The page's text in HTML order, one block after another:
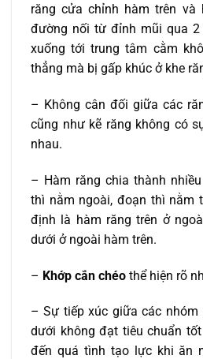
răng cửa chỉnh hàm trên và
đường nối từ đỉnh mũi qua 2
xuống tới trung tâm cằm
thẳng mà bị gấp khúc ở khe
– Không cân đối giữa các
cũng như kẽ răng không có
nhau.
– Hàm răng chia thành
thì nằm ngoài, đoạn thì nằm
định là hàm răng trên ở
dưới ở ngoài hàm trên.
– Khớp cắn chéo thể hiện rõ
– Sự tiếp xúc giữa các nhóm
dưới không đạt tiêu chuẩn
đến quá tình tạo lực khi ăn